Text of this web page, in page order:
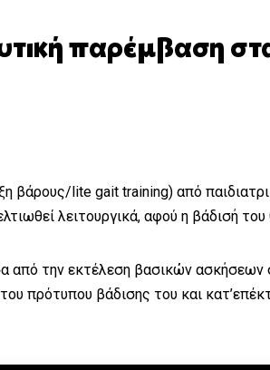
παρέμβαση
βάρους/lite gait training) από
λειτουργικά, αφού η βάδισή
από την εκτέλεση βασικών ασκήσεων
πρότυπου βάδισης του και